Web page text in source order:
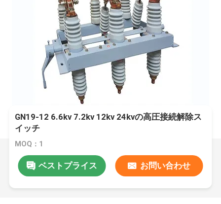
GN19-12 6.6kv 7.2kv 12kv 24kvの高圧接続解除ス
イッチ
MOQ：1
ベストプライス お問い合わせ